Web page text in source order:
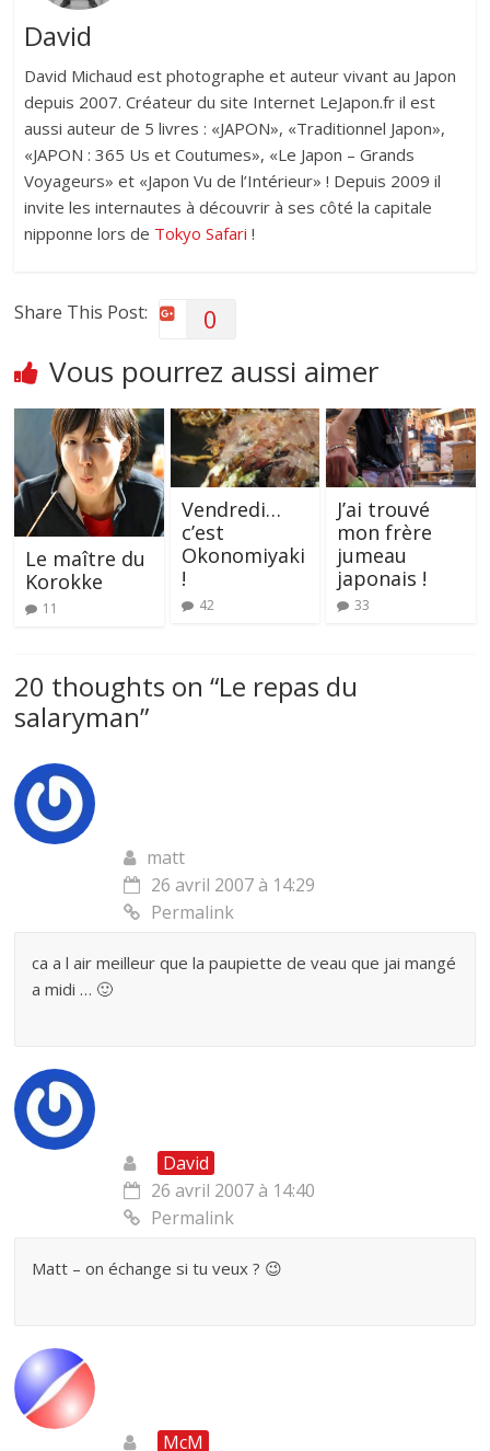
David
David Michaud est photographe et auteur vivant au Japon
depuis 2007. Créateur du site Internet LeJapon.fr il est
aussi auteur de 5 livres : «JAPON», «Traditionnel Japon»,
«JAPON : 365 Us et Coutumes», «Le Japon – Grands
Voyageurs» et «Japon Vu de l’Intérieur» ! Depuis 2009 il
invite les internautes à découvrir à ses côté la capitale
nipponne lors de Tokyo Safari !
Share This Post: 0
Vous pourrez aussi aimer
Le maître du
Korokke
11
Vendredi…
c’est
Okonomiyaki
!
42
J’ai trouvé
mon frère
jumeau
japonais !
33
20 thoughts on “Le repas du
salaryman”
matt
26 avril 2007 à 14:29
Permalink
ca a l air meilleur que la paupiette de veau que jai mangé
a midi … 🙂
David
26 avril 2007 à 14:40
Permalink
Matt – on échange si tu veux ? 😉
McM